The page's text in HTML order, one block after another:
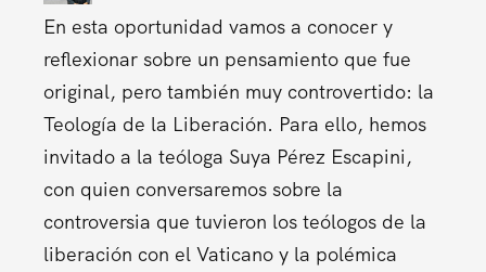
En esta oportunidad vamos a conocer y
reflexionar sobre un pensamiento que fue
original, pero también muy controvertido: la
Teología de la Liberación. Para ello, hemos
invitado a la teóloga Suya Pérez Escapini,
con quien conversaremos sobre la
controversia que tuvieron los teólogos de la
liberación con el Vaticano y la polémica